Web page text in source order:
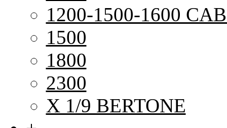
1200-1500-1600
1500
1800
2300
X 1/9 BERTONE